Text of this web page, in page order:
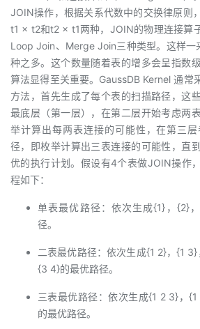
JOIN操作，根据关系代数中的交换律原则
t1 × t2和t2 × t1两种，JOIN的物理连接算
Loop Join、Merge Join三种类型。这样一
种之多。这个数量随着表的增多会呈指数
算法显得至关重要。GaussDB Kernel 通常
方法，首先生成了每个表的扫描路径，这
最底层（第一层），在第二层开始考虑两
举计算出每两表连接的可能性，在第三
径，即枚举计算出三表连接的可能性，直
优的执行计划。假设有4个表做JOIN操作
程如下：
单表最优路径：依次生成{1}，{2}
径。
二表最优路径：依次生成{1 2}，{1
{3 4}的最优路径。
三表最优路径：依次生成{1 2 3}，
的最优路径。